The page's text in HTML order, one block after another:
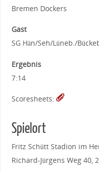
Bremen Dockers
Gast
SG Hän/Seh/Lüneb./
Ergebnis
7:14
Scoresheets:
Spielort
Fritz Schütt Stadion im
Richard-Jürgens Weg 40,